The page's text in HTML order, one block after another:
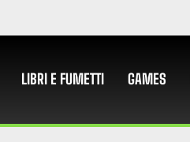
LIBRI E FUMETTI GAMES